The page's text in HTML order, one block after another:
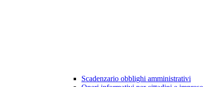
Scadenzario obblighi amministrativi